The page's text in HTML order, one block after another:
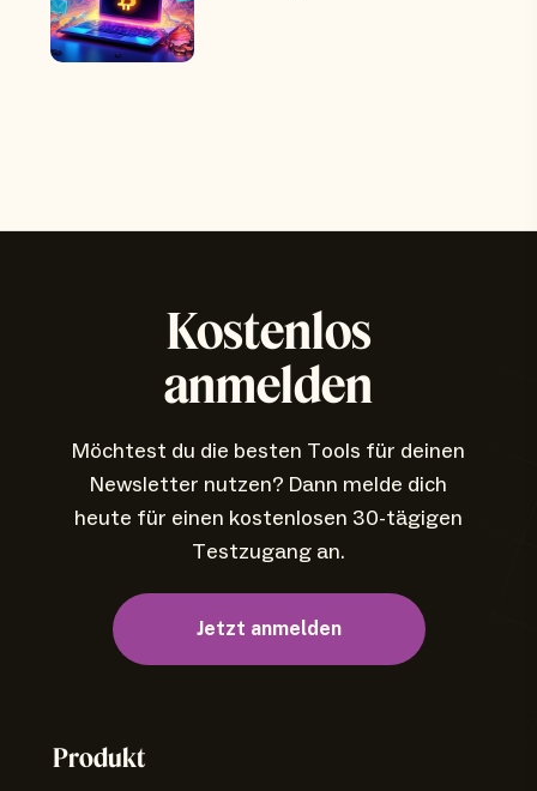
Kostenlos
anmelden
Möchtest du die besten Tools für deinen
Newsletter nutzen? Dann melde dich
heute für einen kostenlosen 30-tägigen
Testzugang an.
Jetzt anmelden
Produkt